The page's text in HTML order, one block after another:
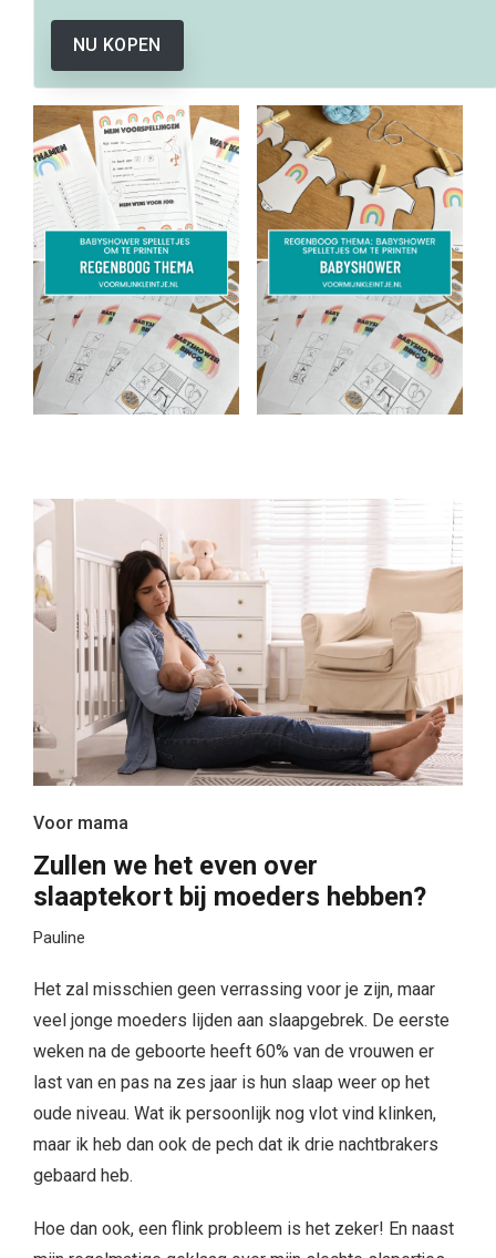
NU KOPEN
Voor mama
Zullen we het even over
slaaptekort bij moeders hebben?
Pauline
Het zal misschien geen verrassing voor je zijn, maar
veel jonge moeders lijden aan slaapgebrek. De eerste
weken na de geboorte heeft 60% van de vrouwen er
last van en pas na zes jaar is hun slaap weer op het
oude niveau. Wat ik persoonlijk nog vlot vind klinken,
maar ik heb dan ook de pech dat ik drie nachtbrakers
gebaard heb.
Hoe dan ook, een flink probleem is het zeker! En naast